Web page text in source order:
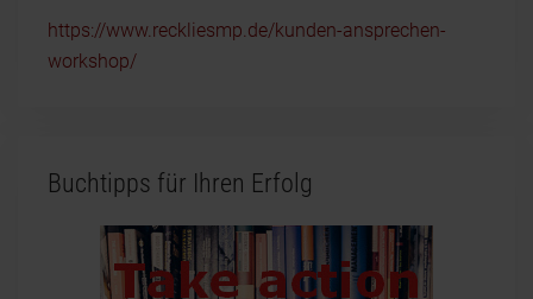
https://www.reckliesmp.de/kunden-ansprechen-
workshop/
Buchtipps für Ihren Erfolg